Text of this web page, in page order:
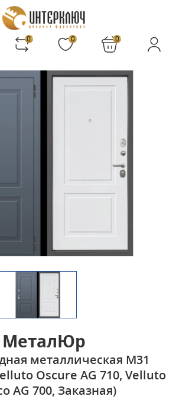
0 0 0
МеталЮр
металлическая M31
Oscure AG 710, Velluto
AG 700, Заказная)